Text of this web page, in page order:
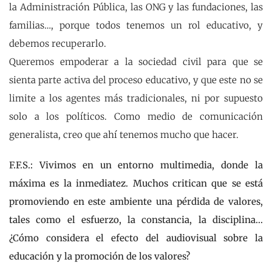
la Administración Pública, las ONG y las fundaciones, las
familias…, porque todos tenemos un rol educativo, y
debemos recuperarlo.
Queremos empoderar a la sociedad civil para que se
sienta parte activa del proceso educativo, y que este no se
limite a los agentes más tradicionales, ni por supuesto
solo a los políticos. Como medio de comunicación
generalista, creo que ahí tenemos mucho que hacer.
F.F.S.: Vivimos en un entorno multimedia, donde la
máxima es la inmediatez. Muchos critican que se está
promoviendo en este ambiente una pérdida de valores,
tales como el esfuerzo, la constancia, la disciplina...
¿Cómo considera el efecto del audiovisual sobre la
educación y la promoción de los valores?